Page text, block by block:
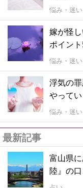
悩み・迷い
嫁が怪
ポイン
悩み・迷い
浮気の
やって
悩み・迷い
最新記事
富山県
陸』の